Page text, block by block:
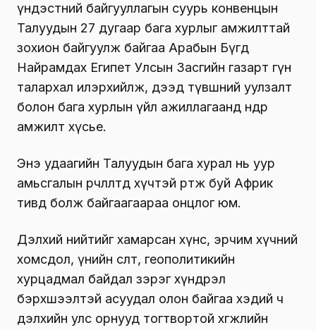
үндэстний байгууллагын суурь конвенцын
Талуудын 27 дугаар бага хурлыг амжилттай
зохион байгуулж байгаа Арабын Бүгд
Найрамдах Египет Улсын Засгийн газарт гүн
талархал илэрхийлж, дээд түвшний уулзалт
болон бага хурлын үйл ажиллагаанд өндөр
амжилт хүсье.
Энэ удаагийн Талуудын бага хурал нь уур
амьсгалын өөрчлөлтөд хүчтэй өртөж буй Африк
тивд болж байгаагаараа онцлог юм.
Дэлхий нийтийг хамарсан хүнс, эрчим хүчний
хомсдол, үнийн өсөлт, геополитикийн
хурцадмал байдал зэрэг хүндрэл
бэрхшээлтэй асуудал олон байгаа хэдий ч
дэлхийн улс орнууд тогтвортой хөгжлийн